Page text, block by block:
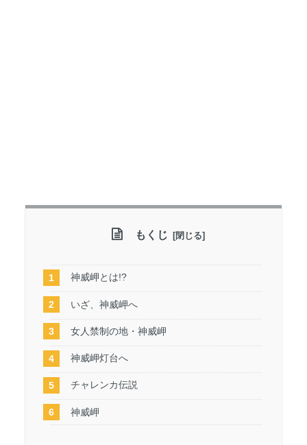
もくじ
神威岬とは!?
いざ、神威岬へ
女人禁制の地・神威岬
神威岬灯台へ
チャレンカ伝説
神威岬